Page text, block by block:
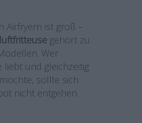
Airfryern ist groß –
gehört zu
Wer
liebt und gleichzeitig
sollte sich
nicht entgehen